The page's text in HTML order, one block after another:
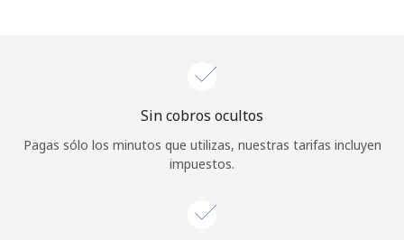
¡Hola!
Inicia sesión oREGÍSTRATE →
Sin cobros ocultos
Pagas sólo los minutos que utilizas, nuestras tarifas incluyen
impuestos.